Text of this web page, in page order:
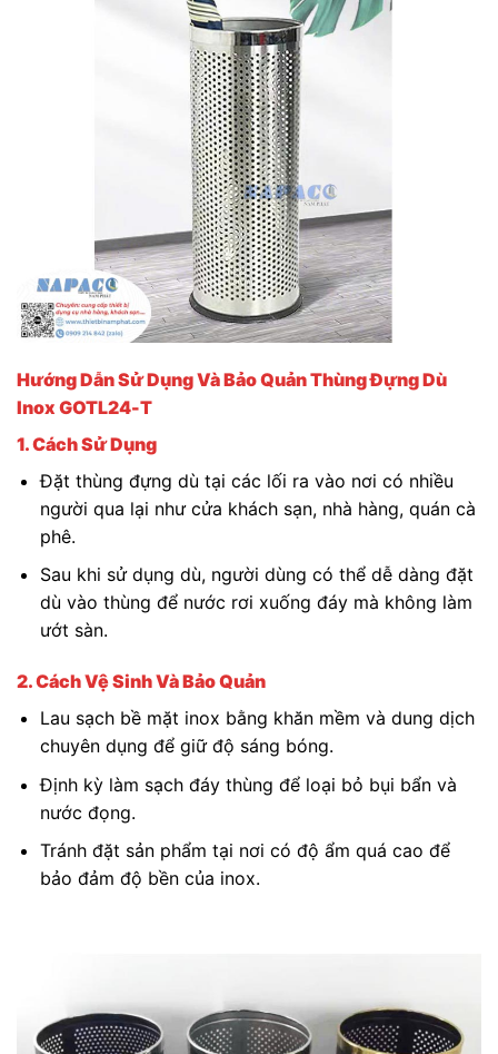
Hướng Dẫn Sử Dụng Và Bảo Quản Thùng Đựng Dù
Inox GOTL24-T
1. Cách Sử Dụng
Đặt thùng đựng dù tại các lối ra vào nơi có nhiều
người qua lại như cửa khách sạn, nhà hàng, quán cà
phê.
Sau khi sử dụng dù, người dùng có thể dễ dàng đặt
dù vào thùng để nước rơi xuống đáy mà không làm
ướt sàn.
2. Cách Vệ Sinh Và Bảo Quản
Lau sạch bề mặt inox bằng khăn mềm và dung dịch
chuyên dụng để giữ độ sáng bóng.
Định kỳ làm sạch đáy thùng để loại bỏ bụi bẩn và
nước đọng.
Tránh đặt sản phẩm tại nơi có độ ẩm quá cao để
bảo đảm độ bền của inox.